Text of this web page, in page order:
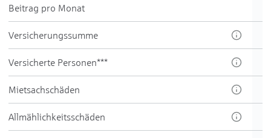
Beitrag pro Monat
Ver­sicherungs­summe
Versicherte Personen***
Miet­sach­schäden
All­mählich­keits­schäden